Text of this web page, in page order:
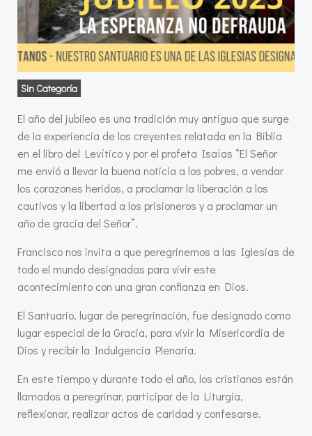
Sin Categoría
El año del jubileo es una tradición muy antigua que surge
de la experiencia de los creyentes relatada en la Biblia
en el libro del Levítico y por el profeta Isaías “El Señor
me envió a llevar la buena noticia a los pobres, a vendar
los corazones heridos, a proclamar la liberación a los
cautivos y la libertad a los prisioneros y a proclamar un
año de gracia del Señor”.
Francisco nos invita a que peregrinemos a las Iglesias de
todo el mundo designadas para vivir este
acontecimiento con una gran confianza en Dios.
El Santuario, lugar de peregrinación, fue designado como
lugar especial de la Gracia, para vivir la Misericordia de
Dios y recibir la Indulgencia Plenaria.
En este tiempo y durante todo el año, los cristianos están
llamados a peregrinar, participar de la Liturgia,
reflexionar, realizar actos de caridad y confesarse.